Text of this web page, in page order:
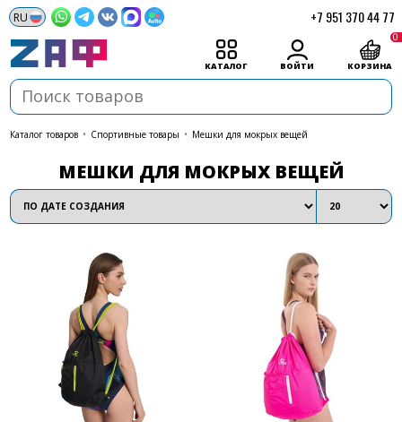
+7 951 370 44 77
КАТАЛОГ ВОЙТИ КОРЗИНА
0
каталог товаров • Спортивные товары • Мешки для мокрых вещей
МЕШКИ ДЛЯ МОКРЫХ ВЕЩЕЙ